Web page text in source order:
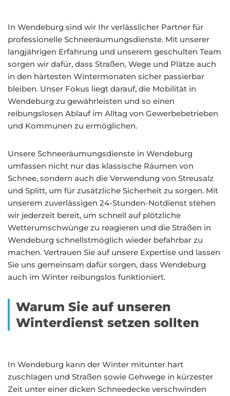
In Wendeburg sind wir Ihr verlässlicher Partner für
professionelle Schneeräumungsdienste. Mit unserer
langjährigen Erfahrung und unserem geschulten Team
sorgen wir dafür, dass Straßen, Wege und Plätze auch
in den härtesten Wintermonaten sicher passierbar
bleiben. Unser Fokus liegt darauf, die Mobilität in
Wendeburg zu gewährleisten und so einen
reibungslosen Ablauf im Alltag von Gewerbebetrieben
und Kommunen zu ermöglichen.
Unsere Schneeräumungsdienste in Wendeburg
umfassen nicht nur das klassische Räumen von
Schnee, sondern auch die Verwendung von Streusalz
und Splitt, um für zusätzliche Sicherheit zu sorgen. Mit
unserem zuverlässigen 24-Stunden-Notdienst stehen
wir jederzeit bereit, um schnell auf plötzliche
Wetterumschwünge zu reagieren und die Straßen in
Wendeburg schnellstmöglich wieder befahrbar zu
machen. Vertrauen Sie auf unsere Expertise und lassen
Sie uns gemeinsam dafür sorgen, dass Wendeburg
auch im Winter reibungslos funktioniert.
Warum Sie auf unseren
Winterdienst setzen sollten
In Wendeburg kann der Winter mitunter hart
zuschlagen und Straßen sowie Gehwege in kürzester
Zeit unter einer dicken Schneedecke verschwinden